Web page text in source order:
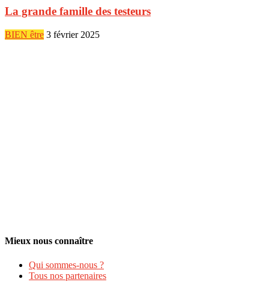
La grande famille des testeurs
BIEN être 3 février 2025
Mieux nous connaître
Qui sommes-nous ?
Tous nos partenaires